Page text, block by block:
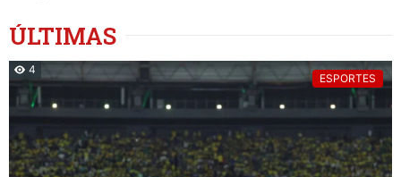
ÚLTIMAS
4
ESPORTES